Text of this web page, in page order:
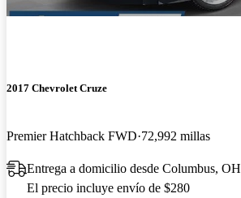
2017 Chevrolet Cruze
Premier Hatchback FWD 72,992 millas
Entrega a domicilio desde Columbus, OH
El precio incluye envío de $280